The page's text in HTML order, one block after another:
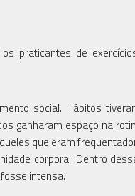
praticantes de
social. Hábitos
ganharam espaço na
que eram
corporal. Dentro
intensa.